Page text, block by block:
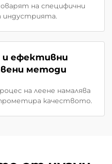
на специфични
индустрията.
и ефективни
методи
на леене намалява
качеството.